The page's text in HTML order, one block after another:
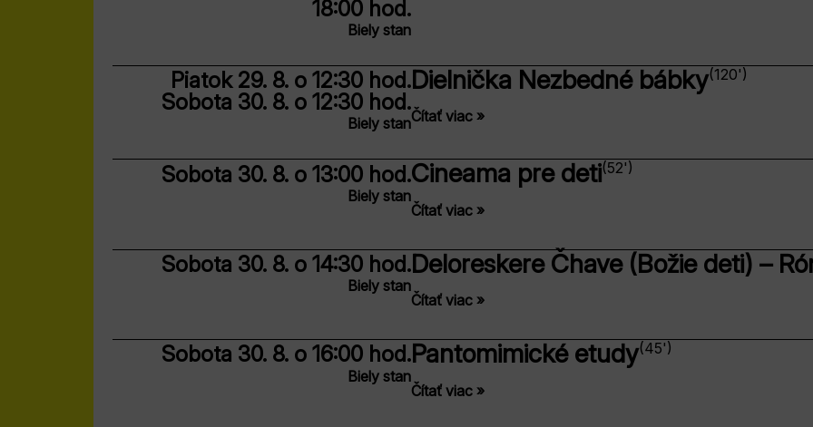
18:00 hod.
Biely stan
Piatok 29. 8.o 12:30 hod.
Sobota 30. 8.o 12:30 hod.
Biely stan
Dielnička Nezbedné bábky(120')
Čítať viac »
Sobota 30. 8.o 13:00 hod.
Biely stan
Cineama pre deti(52')
Čítať viac »
Sobota 30. 8.o 14:30 hod.
Biely stan
Deloreskere Čhave (Božie deti) –
Čítať viac »
Sobota 30. 8.o 16:00 hod.
Biely stan
Pantomimické etudy(45')
Čítať viac »